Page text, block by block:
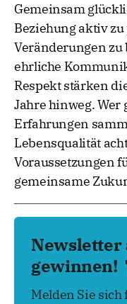
Gemeinsam
Beziehung aktiv
Veränderungen zu
ehrliche
Respekt stärken
Jahre hinweg. Wer
Erfahrungen
Lebensqualität
Voraussetzungen
gemeinsame
gewinnen!
Melden Sie